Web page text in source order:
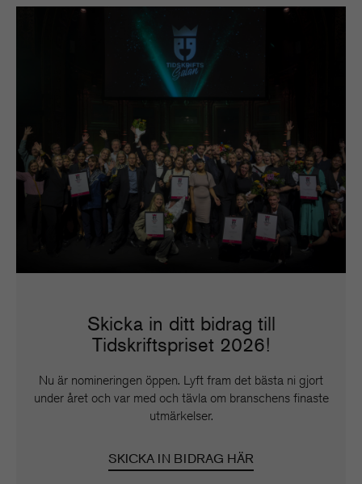
Skicka in ditt bidrag till
Tidskriftspriset 2026!
Nu är nomineringen öppen. Lyft fram det bästa ni gjort
under året och var med och tävla om branschens finaste
utmärkelser.
SKICKA IN BIDRAG HÄR